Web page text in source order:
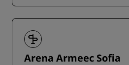
Arena Armeec Sofia